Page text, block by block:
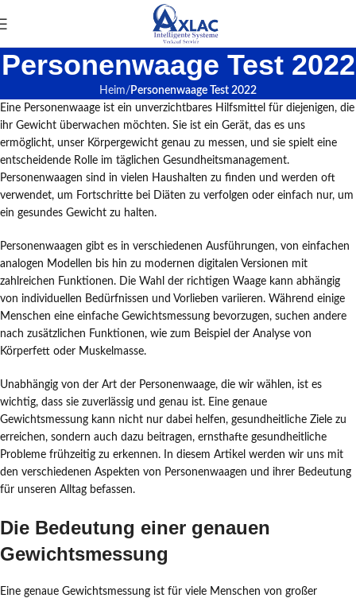
Personenwaage Test 2022
Heim
Personenwaage Test 2022
Eine Personenwaage ist ein unverzichtbares Hilfsmittel für diejenigen, die
ihr Gewicht überwachen möchten. Sie ist ein Gerät, das es uns
ermöglicht, unser Körpergewicht genau zu messen, und sie spielt eine
entscheidende Rolle im täglichen Gesundheitsmanagement.
Personenwaagen sind in vielen Haushalten zu finden und werden oft
verwendet, um Fortschritte bei Diäten zu verfolgen oder einfach nur, um
ein gesundes Gewicht zu halten.
Personenwaagen gibt es in verschiedenen Ausführungen, von einfachen
analogen Modellen bis hin zu modernen digitalen Versionen mit
zahlreichen Funktionen. Die Wahl der richtigen Waage kann abhängig
von individuellen Bedürfnissen und Vorlieben variieren. Während einige
Menschen eine einfache Gewichtsmessung bevorzugen, suchen andere
nach zusätzlichen Funktionen, wie zum Beispiel der Analyse von
Körperfett oder Muskelmasse.
Unabhängig von der Art der Personenwaage, die wir wählen, ist es
wichtig, dass sie zuverlässig und genau ist. Eine genaue
Gewichtsmessung kann nicht nur dabei helfen, gesundheitliche Ziele zu
erreichen, sondern auch dazu beitragen, ernsthafte gesundheitliche
Probleme frühzeitig zu erkennen. In diesem Artikel werden wir uns mit
den verschiedenen Aspekten von Personenwaagen und ihrer Bedeutung
für unseren Alltag befassen.
Die Bedeutung einer genauen
Gewichtsmessung
Eine genaue Gewichtsmessung ist für viele Menschen von großer